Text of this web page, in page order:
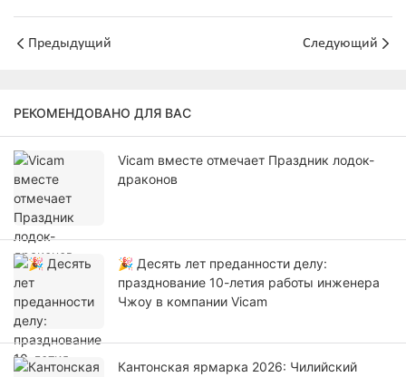
Предыдущий Следующий
РЕКОМЕНДОВАНО ДЛЯ ВАС
Vicam вместе отмечает Праздник лодок-
драконов
🎉 Десять лет преданности делу:
празднование 10-летия работы инженера
Чжоу в компании Vicam
Кантонская ярмарка 2026: Чилийский